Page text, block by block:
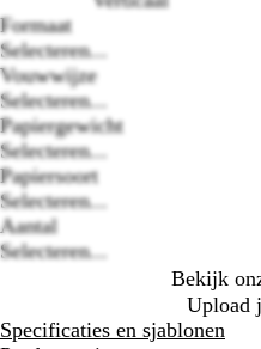
Formaat
Selecteren...
Vouwwijze
Selecteren...
Papiergewicht
Selecteren...
Papiersoort
Selecteren...
Aantal
Selecteren...
Bekijk
Upload
Specificaties en sjablonen